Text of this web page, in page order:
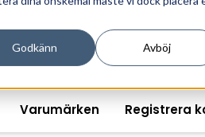
Godkänn Avböj
informationshantering och
Varumärken Registrera